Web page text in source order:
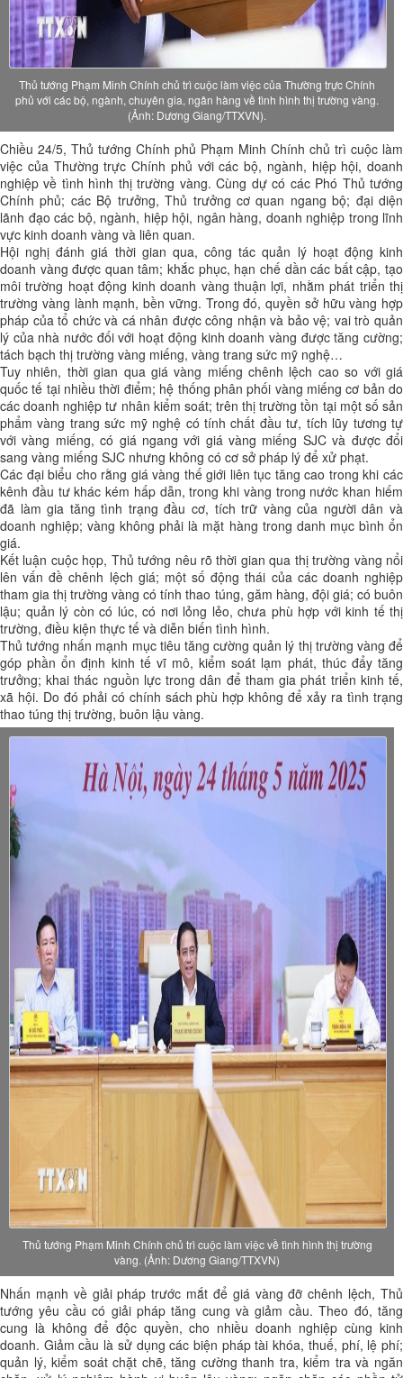
Thủ tướng Phạm Minh Chính chủ trì cuộc làm việc của Thường trực Chính
phủ với các bộ, ngành, chuyên gia, ngân hàng về tình hình thị trường vàng.
(Ảnh: Dương Giang/TTXVN).
Chiều 24/5, Thủ tướng Chính phủ Phạm Minh Chính chủ trì cuộc làm
việc của Thường trực Chính phủ với các bộ, ngành, hiệp hội, doanh
nghiệp về tình hình thị trường vàng. Cùng dự có các Phó Thủ tướng
Chính phủ; các Bộ trưởng, Thủ trưởng cơ quan ngang bộ; đại diện
lãnh đạo các bộ, ngành, hiệp hội, ngân hàng, doanh nghiệp trong lĩnh
vực kinh doanh vàng và liên quan.
Hội nghị đánh giá thời gian qua, công tác quản lý hoạt động kinh
doanh vàng được quan tâm; khắc phục, hạn chế dần các bất cập, tạo
môi trường hoạt động kinh doanh vàng thuận lợi, nhằm phát triển thị
trường vàng lành mạnh, bền vững. Trong đó, quyền sở hữu vàng hợp
pháp của tổ chức và cá nhân được công nhận và bảo vệ; vai trò quản
lý của nhà nước đối với hoạt động kinh doanh vàng được tăng cường;
tách bạch thị trường vàng miếng, vàng trang sức mỹ nghệ…
Tuy nhiên, thời gian qua giá vàng miếng chênh lệch cao so với giá
quốc tế tại nhiều thời điểm; hệ thống phân phối vàng miếng cơ bản do
các doanh nghiệp tư nhân kiểm soát; trên thị trường tồn tại một số sản
phẩm vàng trang sức mỹ nghệ có tính chất đầu tư, tích lũy tương tự
với vàng miếng, có giá ngang với giá vàng miếng SJC và được đổi
sang vàng miếng SJC nhưng không có cơ sở pháp lý để xử phạt.
Các đại biểu cho rằng giá vàng thế giới liên tục tăng cao trong khi các
kênh đầu tư khác kém hấp dẫn, trong khi vàng trong nước khan hiếm
đã làm gia tăng tình trạng đầu cơ, tích trữ vàng của người dân và
doanh nghiệp; vàng không phải là mặt hàng trong danh mục bình ổn
giá.
Kết luận cuộc họp, Thủ tướng nêu rõ thời gian qua thị trường vàng nổi
lên vấn đề chênh lệch giá; một số động thái của các doanh nghiệp
tham gia thị trường vàng có tính thao túng, găm hàng, đội giá; có buôn
lậu; quản lý còn có lúc, có nơi lỏng lẻo, chưa phù hợp với kinh tế thị
trường, điều kiện thực tế và diễn biến tình hình.
Thủ tướng nhấn mạnh mục tiêu tăng cường quản lý thị trường vàng để
góp phần ổn định kinh tế vĩ mô, kiểm soát lạm phát, thúc đẩy tăng
trưởng; khai thác nguồn lực trong dân để tham gia phát triển kinh tế,
xã hội. Do đó phải có chính sách phù hợp không để xảy ra tình trạng
thao túng thị trường, buôn lậu vàng.
Thủ tướng Phạm Minh Chính chủ trì cuộc làm việc về tình hình thị trường
vàng. (Ảnh: Dương Giang/TTXVN)
Nhấn mạnh về giải pháp trước mắt để giá vàng đỡ chênh lệch, Thủ
tướng yêu cầu có giải pháp tăng cung và giảm cầu. Theo đó, tăng
cung là không để độc quyền, cho nhiều doanh nghiệp cùng kinh
doanh. Giảm cầu là sử dụng các biện pháp tài khóa, thuế, phí, lệ phí;
quản lý, kiểm soát chặt chẽ, tăng cường thanh tra, kiểm tra và ngăn